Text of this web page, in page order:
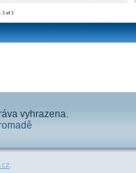
vyhrazena.